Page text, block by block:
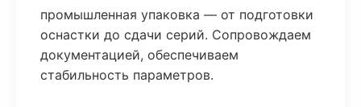
промышленная упаковка — от подготовки
оснастки до сдачи серий. Сопровождаем
документацией, обеспечиваем
стабильность параметров.